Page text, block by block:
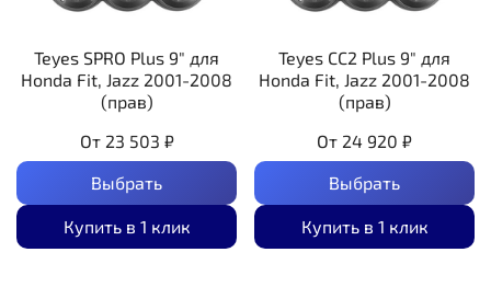
Teyes SPRO Plus 9" для
Honda Fit, Jazz 2001-2008
(прав)
От 23 503 ₽
Выбрать
Купить в 1 клик
Teyes CC2 Plus 9" для
Honda Fit, Jazz 2001-2008
(прав)
От 24 920 ₽
Выбрать
Купить в 1 клик